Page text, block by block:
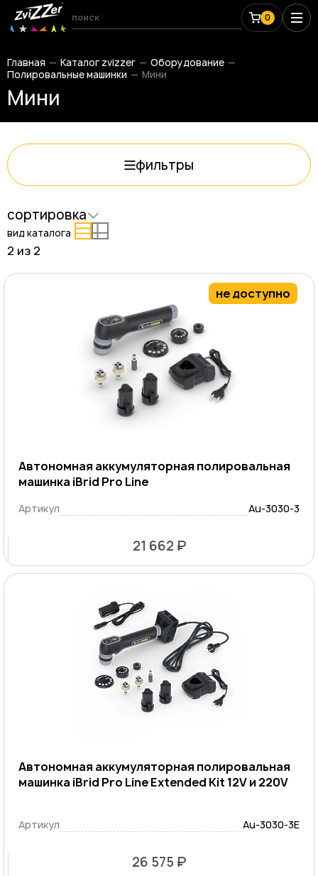
0
Главная Каталог zvizzer
Оборудование
Полировальные машинки
Мини
Мини
фильтры
сортировка
вид каталога
2 из 2
не доступно
Автономная аккумуляторная полировальная
машинка iBrid Pro Line
Артикул Au-3030-3
21 662 ₽
Автономная аккумуляторная полировальная
машинка iBrid Pro Line Extended Kit 12V и 220V
Артикул Au-3030-3E
26 575 ₽